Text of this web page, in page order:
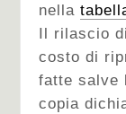
nella
Il rilascio
costo di
fatte salve
copia